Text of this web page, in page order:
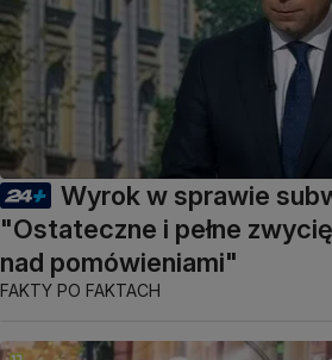
Wyrok w sprawie
"Ostateczne i pełne
nad pomówieniami"
FAKTY PO FAKTACH